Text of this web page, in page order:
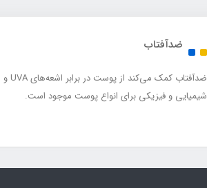
ضدآفتاب
شیمیایی و فیزیکی برای انواع پوست موجود است.